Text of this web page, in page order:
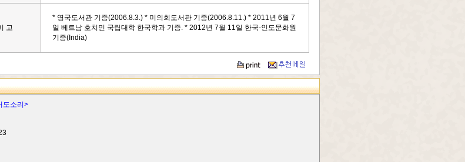
고
* 영국도서관 기증(2006.8.3.) * 미의회도서관 기증(2006.8.11.) * 2011년 6월 7
일 베트남 호치민 국립대학 한국학과 기증. * 2012년 7월 11일 한국-인도문화원
기증(India)
도소리>